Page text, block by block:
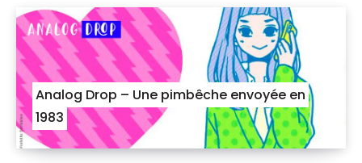
Analog Drop – Une pimbêche envoyée en
1983